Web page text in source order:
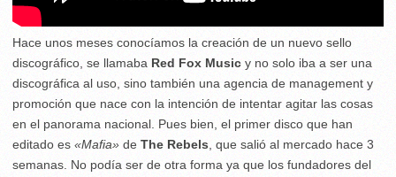
Hace unos meses conocíamos la creación de un nuevo sello
discográfico, se llamaba Red Fox Music y no solo iba a ser una
discográfica al uso, sino también una agencia de management y
promoción que nace con la intención de intentar agitar las cosas
en el panorama nacional. Pues bien, el primer disco que han
editado es «Mafia» de The Rebels , que salió al mercado hace 3
semanas. No podía ser de otra forma ya que los fundadores del